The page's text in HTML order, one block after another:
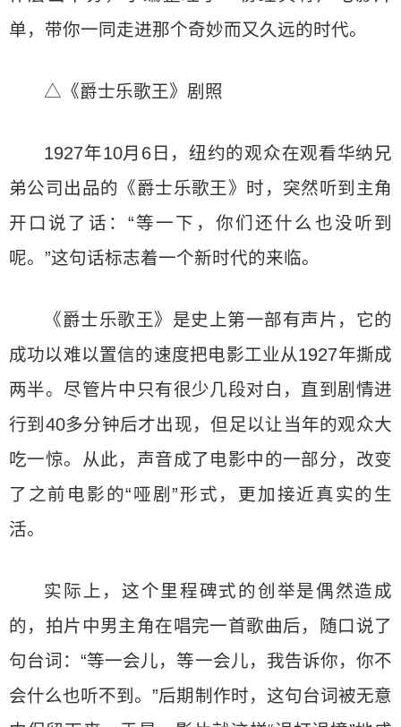
单，带你一同走进那个奇妙而又久远的时代。
△《爵士乐歌王》剧照
1927年10月6日，纽约的观众在观看华纳兄
弟公司出品的《爵士乐歌王》时，突然听到主角
开口说了话：“等一下，你们还什么也没听到
呢。”这句话标志着一个新时代的来临。
《爵士乐歌王》是史上第一部有声片，它的
成功以难以置信的速度把电影工业从1927年撕成
两半。尽管片中只有很少几段对白，直到剧情进
行到40多分钟后才出现，但足以让当年的观众大
吃一惊。从此，声音成了电影中的一部分，改变
了之前电影的“哑剧”形式，更加接近真实的生
活。
实际上，这个里程碑式的创举是偶然造成
的，拍片中男主角在唱完一首歌曲后，随口说了
句台词：“等一会儿，等一会儿，我告诉你，你不
会什么也听不到。”后期制作时，这句台词被无意